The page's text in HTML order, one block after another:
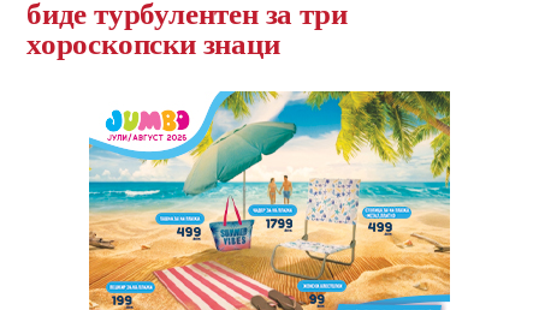
биде турбулентен за три
хороскопски знаци